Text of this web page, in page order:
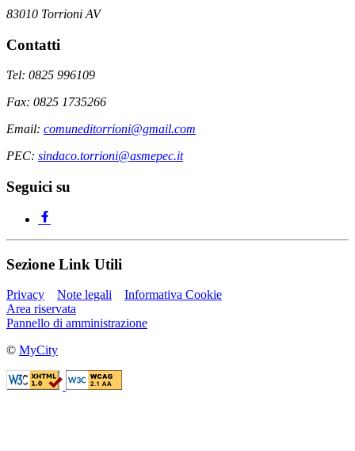
83010 Torrioni AV
Contatti
Tel: 0825 996109
Fax: 0825 1735266
Email: comuneditorrioni@gmail.com
PEC: sindaco.torrioni@asmepec.it
Seguici su
Sezione Link Utili
Privacy Note legali
Informativa Cookie
Area riservata
Pannello di amministrazione
© MyCity